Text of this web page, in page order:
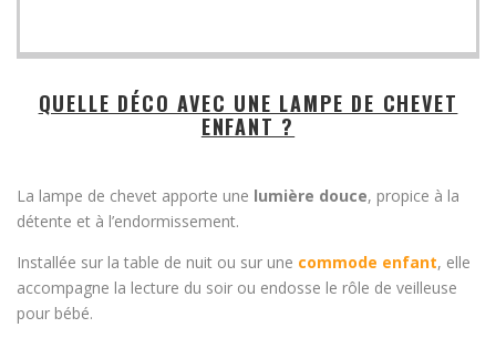
QUELLE DÉCO AVEC UNE LAMPE DE CHEVET
ENFANT ?
La lampe de chevet apporte une lumière douce, propice à la
détente et à l’endormissement.
Installée sur la table de nuit ou sur une commode enfant, elle
accompagne la lecture du soir ou endosse le rôle de veilleuse
pour bébé.